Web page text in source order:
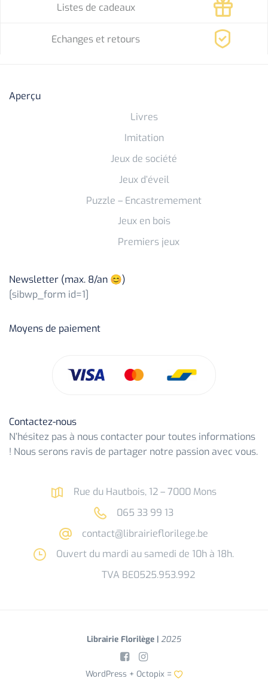
Listes de cadeaux
Echanges et retours
Aperçu
Livres
Imitation
Jeux de société
Jeux d’éveil
Puzzle – Encastremement
Jeux en bois
Premiers jeux
Newsletter (max. 8/an 😊)
[sibwp_form id=1]
Moyens de paiement
Contactez-nous
N’hésitez pas à nous contacter pour toutes informations
! Nous serons ravis de partager notre passion avec vous.
Rue du Hautbois, 12 – 7000 Mons
065 33 99 13
contact@librairieflorilege.be
Ouvert du mardi au samedi de 10h à 18h.
TVA BE0525.953.992
Librairie Florilège | 2025
WordPress + Octopix=